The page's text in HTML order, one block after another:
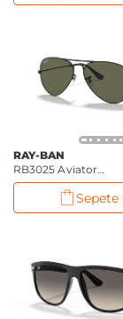
RAY-BAN
RB3025 Aviator
Classic
Sepete